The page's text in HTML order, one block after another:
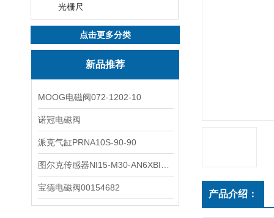
光栅尺
点击更多分类
新品推荐
MOOG电磁阀072-1202-10
诺冠电磁阀
派克气缸PRNA10S-90-90
宝德电磁阀00154682
产品介绍：